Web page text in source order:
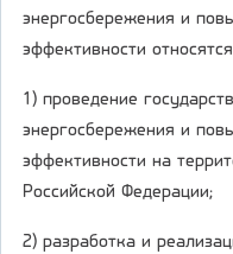
энергосбережения и
эффективности
1) проведение
энергосбережения и
эффективности на
Российской Федерации;
2) разработка и